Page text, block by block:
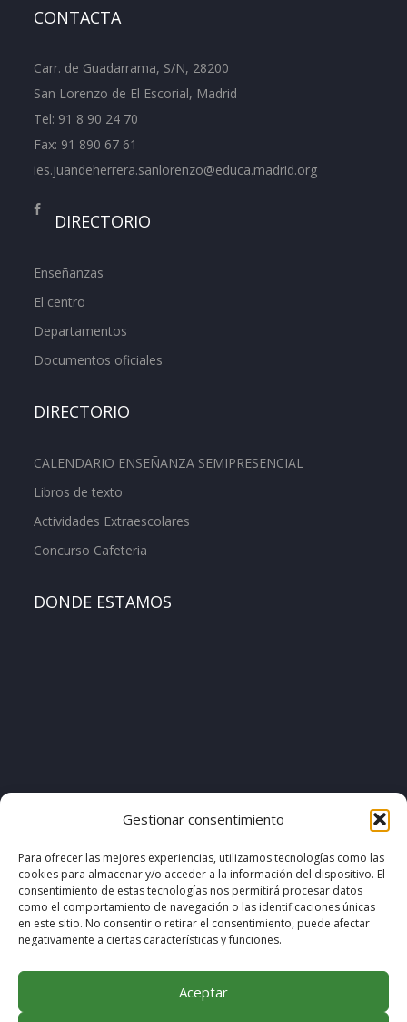
Gestionar consentimiento
Para ofrecer las mejores experiencias, utilizamos tecnologías como las
cookies para almacenar y/o acceder a la información del dispositivo. El
consentimiento de estas tecnologías nos permitirá procesar datos
como el comportamiento de navegación o las identificaciones únicas
en este sitio. No consentir o retirar el consentimiento, puede afectar
negativamente a ciertas características y funciones.
Aceptar
CONTACTA
Carr. de Guadarrama, S/N, 28200
San Lorenzo de El Escorial, Madrid
Tel: 91 8 90 24 70
Fax: 91 890 67 61
ies.juandeherrera.sanlorenzo@educa.madrid.org
DIRECTORIO
Enseñanzas
El centro
Departamentos
Documentos oficiales
DIRECTORIO
CALENDARIO ENSEÑANZA SEMIPRESENCIAL
Libros de texto
Actividades Extraescolares
Concurso Cafeteria
DONDE ESTAMOS
© COPYRIGHT 2020. DISEÑO & DESARROLLO POR
MEGABIT COMUNICACIÓN